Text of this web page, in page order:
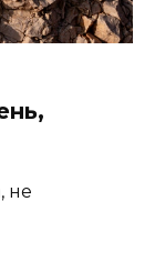
не